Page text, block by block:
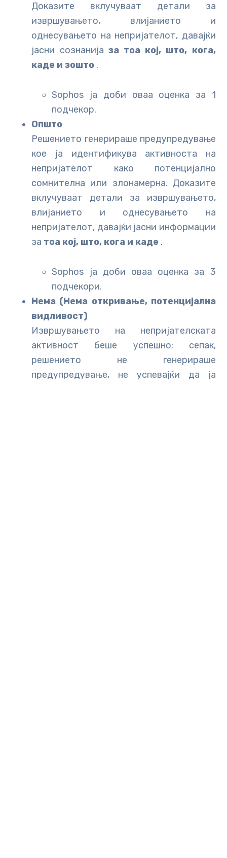
Доказите вклучуваат детали за
извршувањето, влијанието и
однесувањето на непријателот, давајќи
јасни сознанија за тоа кој, што, кога,
каде и зошто .
Sophos ја доби оваа оценка за 1
подчекор.
Општо
Решението генерираше предупредување
кое ја идентификува активноста на
непријателот како потенцијално
сомнителна или злонамерна. Доказите
вклучуваат детали за извршувањето,
влијанието и однесувањето на
непријателот, давајќи јасни информации
за тоа кој, што, кога и каде .
Sophos ја доби оваа оценка за 3
подчекори.
Нема (Нема откривање, потенцијална
видливост)
Извршувањето на непријателската
активност беше успешно; сепак,
решението не генерираше
предупредување, не успевајќи да ја